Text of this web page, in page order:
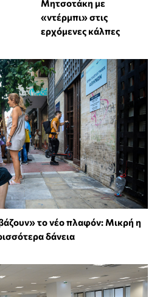
Μητσοτάκη με
«ντέρμπι» στις
ερχόμενες κάλπες
το νέο πλαφόν: Μικρή η
δάνεια